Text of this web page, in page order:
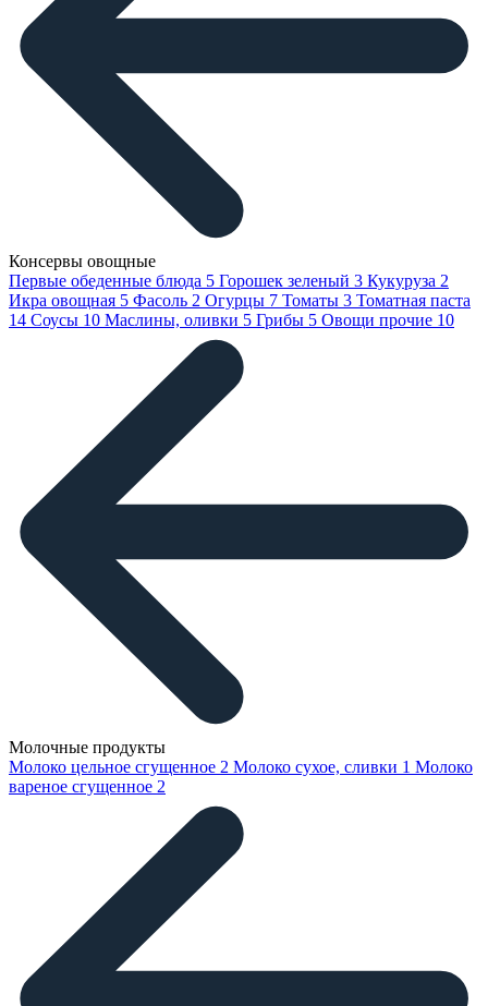
Консервы овощные
Первые обеденные блюда 5 Горошек зеленый 3 Кукуруза 2
Икра овощная 5 Фасоль 2 Огурцы 7 Томаты 3 Томатная паста
14 Соусы 10 Маслины, оливки 5 Грибы 5 Овощи прочие 10
Молочные продукты
Молоко цельное сгущенное 2 Молоко сухое, сливки 1 Молоко
вареное сгущенное 2